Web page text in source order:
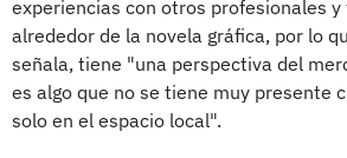
experiencias con otros profesionales
alrededor de la novela gráfica, por lo
señala, tiene "una perspectiva del
es algo que no se tiene muy presente
solo en el espacio local".